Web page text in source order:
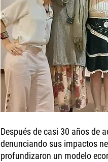
Después de casi 30 años de
denunciando sus impactos
profundizaron un modelo